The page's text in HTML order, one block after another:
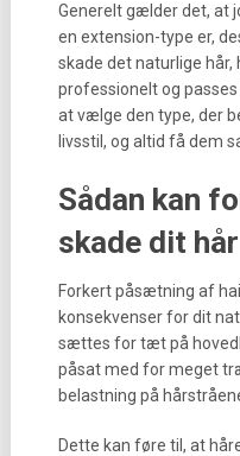
Generelt gælder det, at
en extension-type er,
skade det naturlige hår,
professionelt og
at vælge den type, der
livsstil, og altid få dem
Sådan kan
skade dit hår
Forkert påsætning af
konsekvenser for dit
sættes for tæt på
påsat med for meget
belastning på
Dette kan føre til, at